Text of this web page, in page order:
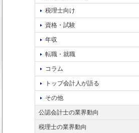
税理士向け
資格・試験
年収
転職・就職
コラム
トップ会計人が語る
その他
公認会計士の業界動向
税理士の業界動向